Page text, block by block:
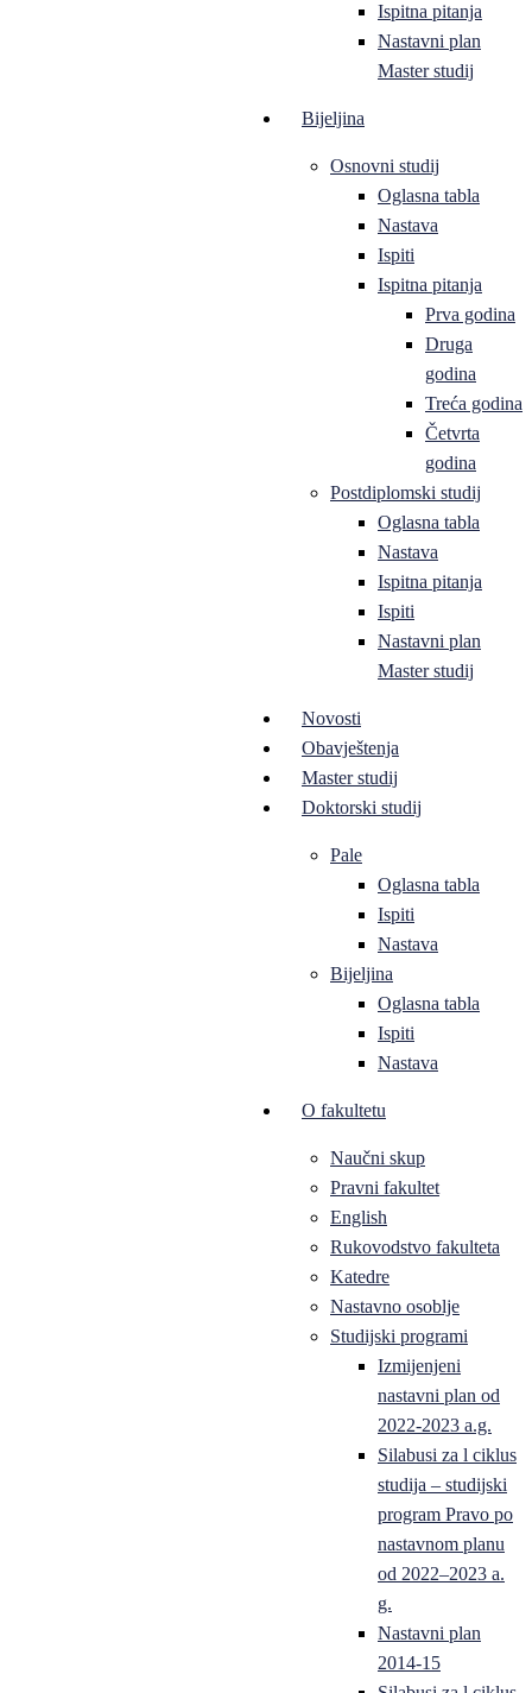
Ispitna pitanja
Nastavni plan
Master studij
Bijeljina
Osnovni studij
Oglasna tabla
Nastava
Ispiti
Ispitna pitanja
Prva godina
Druga
godina
Treća godina
Četvrta
godina
Postdiplomski studij
Oglasna tabla
Nastava
Ispitna pitanja
Ispiti
Nastavni plan
Master studij
Novosti
Obavještenja
Master studij
Doktorski studij
Pale
Oglasna tabla
Ispiti
Nastava
Bijeljina
Oglasna tabla
Ispiti
Nastava
O fakultetu
Naučni skup
Pravni fakultet
English
Rukovodstvo fakulteta
Katedre
Nastavno osoblje
Studijski programi
Izmijenjeni
nastavni plan od
2022-2023 a.g.
Silabusi za l ciklus
studija – studijski
program Pravo po
nastavnom planu
od 2022–2023 a.
g.
Nastavni plan
2014-15